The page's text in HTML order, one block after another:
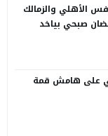
الأهلي والزمالك
صبحي بياخد
على هامش قمة